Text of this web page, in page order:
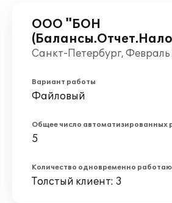
ООО "БОН
Санкт-Петербург, Февраль
Вариант работы
Файловый
Общее число автоматизированных
5
Количество одновременно
Толстый клиент: 3